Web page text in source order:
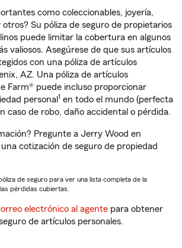
como coleccionables, joyería,
Su póliza de seguro de propietarios
puede limitar la cobertura en algunos
valiosos. Asegúrese de que sus artículos
con una póliza de artículos
AZ. Una póliza de artículos
Farm® puede incluso proporcionar
personal 1 en todo el mundo (perfecta
caso de robo, daño accidental o pérdida.
Pregunte a Jerry Wood en
cotización de seguro de propiedad
de seguro para ver una lista completa de la
pérdidas cubiertas.
electrónico al agente para obtener
de artículos personales.